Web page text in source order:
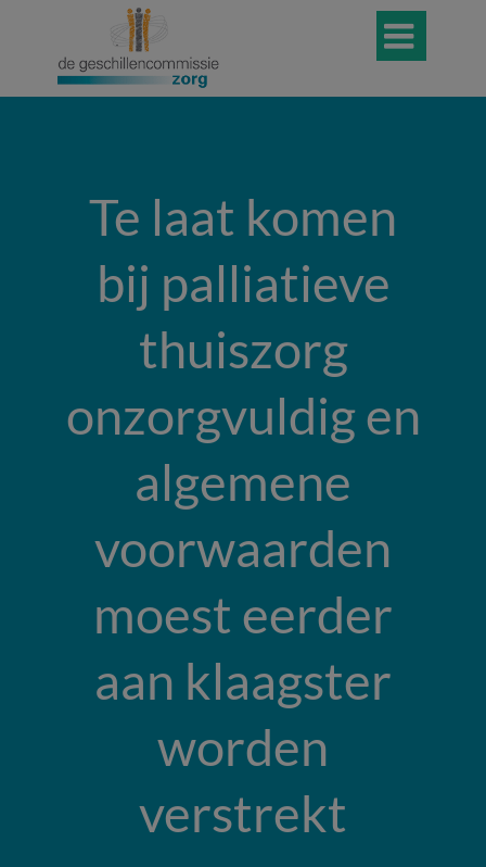

Te laat komen
bij palliatieve
thuiszorg
onzorgvuldig en
algemene
voorwaarden
moest eerder
aan klaagster
worden
verstrekt